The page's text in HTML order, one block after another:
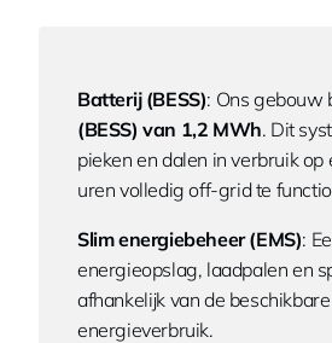
Batterij (BESS): Ons gebouw
(BESS) van 1,2 MWh. Dit
pieken en dalen in verbruik
uren volledig off-grid te
Slim energiebeheer (EMS):
energieopslag, laadpalen en
afhankelijk van de
energieverbruik.